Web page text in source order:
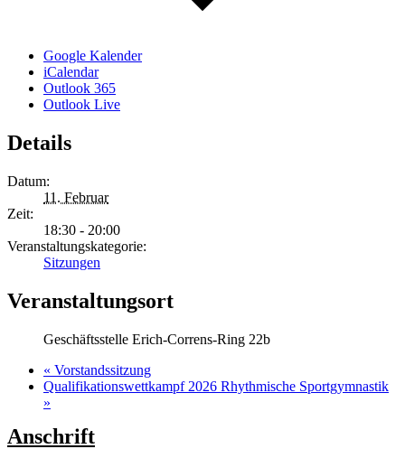
Google Kalender
iCalendar
Outlook 365
Outlook Live
Details
Datum:
11. Februar
Zeit:
18:30 - 20:00
Veranstaltungskategorie:
Sitzungen
Veranstaltungsort
Geschäftsstelle Erich-Correns-Ring 22b
« Vorstandssitzung
Qualifikationswettkampf 2026 Rhythmische Sportgymnastik
»
Anschrift